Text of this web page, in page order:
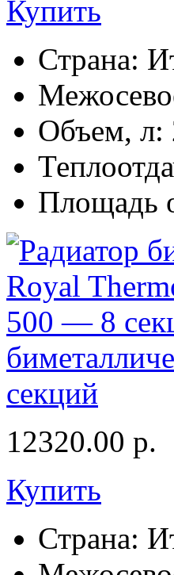
Купить
Страна:
Объем, л:
Площадь
секций
12320.00 р.
Купить
Страна: